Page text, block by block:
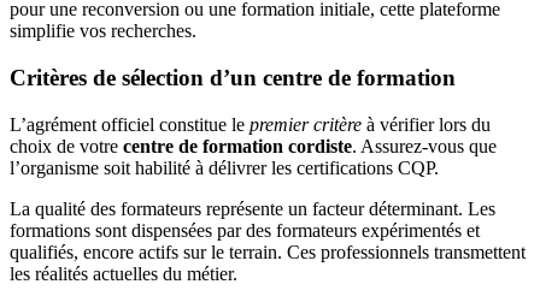
pour une reconversion ou une formation initiale, cette plateforme
simplifie vos recherches.
Critères de sélection d’un centre de formation
L’agrément officiel constitue le premier critère à vérifier lors du
choix de votre centre de formation cordiste. Assurez-vous que
l’organisme soit habilité à délivrer les certifications CQP.
La qualité des formateurs représente un facteur déterminant. Les
formations sont dispensées par des formateurs expérimentés et
qualifiés, encore actifs sur le terrain. Ces professionnels transmettent
les réalités actuelles du métier.